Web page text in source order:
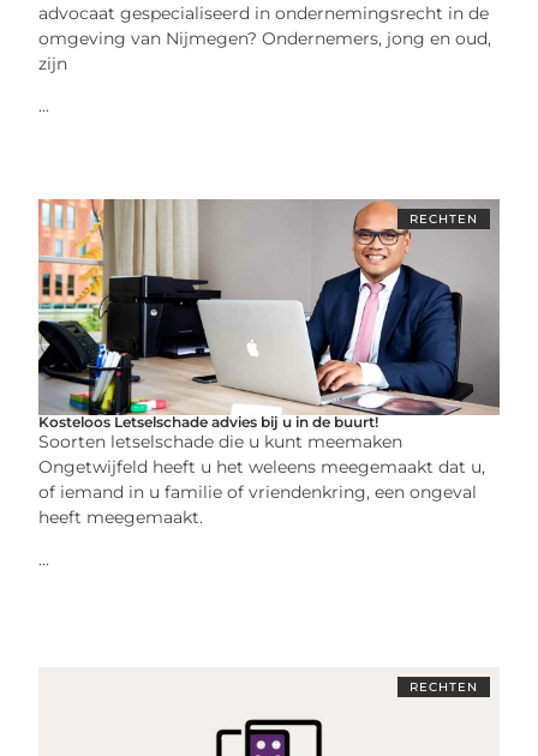
advocaat gespecialiseerd in ondernemingsrecht in de
omgeving van Nijmegen? Ondernemers, jong en oud,
zijn
...
RECHTEN
Kosteloos Letselschade advies bij u in de buurt!
Soorten letselschade die u kunt meemaken
Ongetwijfeld heeft u het weleens meegemaakt dat u,
of iemand in u familie of vriendenkring, een ongeval
heeft meegemaakt.
...
RECHTEN